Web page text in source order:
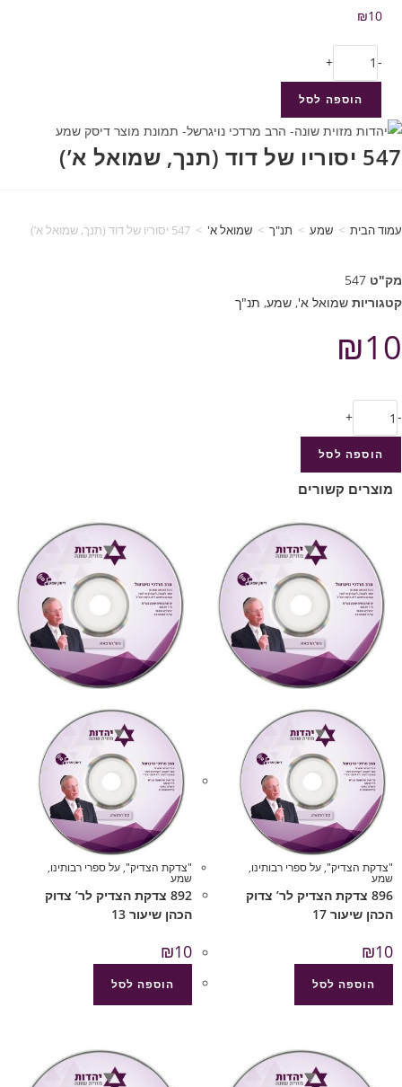
₪10
-
+
הוספה לסל
547 יסוריו של דוד (תנך, שמואל א’)
עמוד הבית > שמע > תנ"ך > שמואל א' > 547 יסוריו של דוד (תנך, שמואל א’)
מק"ט 547
קטגוריות שמואל א', שמע, תנ"ך
₪10
-
+
הוספה לסל
מוצרים קשורים
"צדקת הצדיק",על ספרי רבותינו,
שמע
896 צדקת הצדיק לר’ צדוק
הכהן שיעור 17
₪10
הוספה לסל
"צדקת הצדיק",על ספרי רבותינו,
שמע
892 צדקת הצדיק לר’ צדוק
הכהן שיעור 13
₪10
הוספה לסל